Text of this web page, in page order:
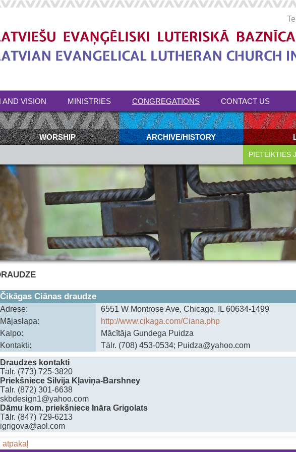
AND VISION MINISTRIES CONGREGATIONS CONTACT US
WORSHIP ARCHIVE/HISTORY
PIETEIKTIES
Čikāgas Ciānas draudze
Adrese:
‍6551 W Montrose Ave, Chicago, IL 60634-1499
Mājaslapa:
http://www.cikaga.com/Ciana.php
Kalpo:
Mācītāja Gundega Puidza
Kontakti:
Tālr. (708) 453-0534; Puidza@yahoo.com
Draudzes kontakti
Tālr. (773) 725-3820
Priekšniece Silvija Kļaviņa-Barshney
Tālr. (872) 301-6638
skbdesign1@yahoo.com
Dāmu kom. priekšniece Ināra Grigolats
Tālr. (847) 729-6213
igrigova@aol.com
atpakaļ